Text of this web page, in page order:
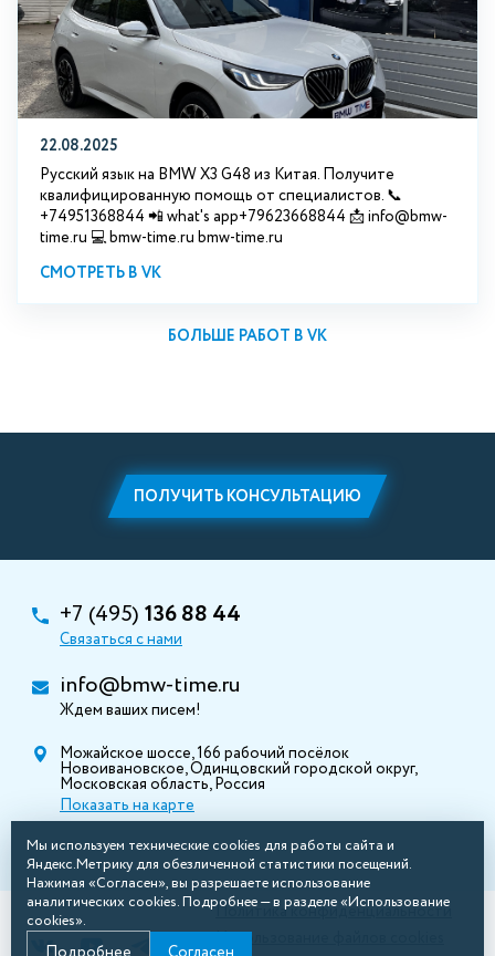
22.08.2025
Русский язык на BMW X3 G48 из Китая. Получите
квалифицированную помощь от специалистов. 📞
+74951368844 📲 what's app+79623668844 📩 info@bmw-
time.ru 💻 bmw-time.ru bmw-time.ru
СМОТРЕТЬ В VK
БОЛЬШЕ РАБОТ В VK
ПОЛУЧИТЬ КОНСУЛЬТАЦИЮ
+7 (495) 136 88 44
Связаться с нами
info@bmw-time.ru
Ждем ваших писем!
Можайское шоссе, 166 рабочий посёлок
Новоивановское, Одинцовский городской округ,
Московская область, Россия
Показать на карте
Политика конфиденциальности
Использование файлов cookies
Мы используем технические cookies для работы сайта и
Яндекс.Метрику для обезличенной статистики посещений.
Нажимая «Согласен», вы разрешаете использование
аналитических cookies. Подробнее — в разделе «Использование
cookies».